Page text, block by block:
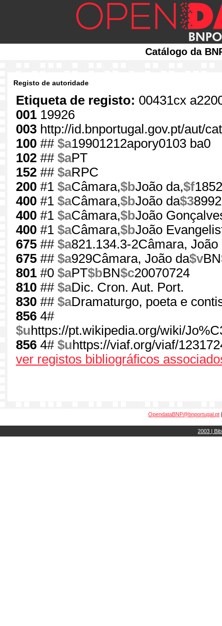
Catálogo da
Registo de autoridade
Etiqueta de registo: 00431cx
001 19926
003 http://id.bnportugal.gov.pt/aut/
100 ## $a19901212apory0103 ba0
102 ## $aPT
152 ## $aRPC
200 #1 $aCâmara,$bJoão da,$f
400 #1 $aCâmara,$bJoão da$3
400 #1 $aCâmara,$bJoão
400 #1 $aCâmara,$bJoão
675 ## $a821.134.3-2Câmara, João
675 ## $a929Câmara, João da$vBN
801 #0 $aPT$bBN$c20070724
810 ## $aDic. Cron. Aut. Port.
830 ## $aDramaturgo, poeta e
856 4#
$u https://pt.wikipedia.org/wiki/
856 4# $u https://viaf.org/viaf/
ver registos bibliográficos
OpendataBNP@bnportugal.pt
2003 |